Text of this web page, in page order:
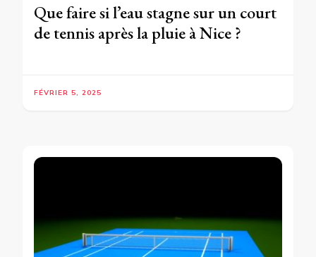
Que faire si l’eau stagne sur un court
de tennis après la pluie à Nice ?
FÉVRIER 5, 2025